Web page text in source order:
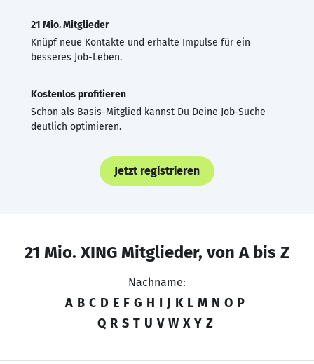
21 Mio. Mitglieder
Knüpf neue Kontakte und erhalte Impulse für ein
besseres Job-Leben.
Kostenlos profitieren
Schon als Basis-Mitglied kannst Du Deine Job-Suche
deutlich optimieren.
Jetzt registrieren
21 Mio. XING Mitglieder, von A bis Z
Nachname:
A B C D E F G H I J K L M N O P
Q R S T U V W X Y Z